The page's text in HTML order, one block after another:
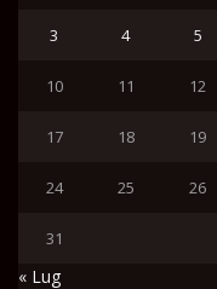
3 4 5
10 11 12
17 18 19
24 25 26
31
« Lug